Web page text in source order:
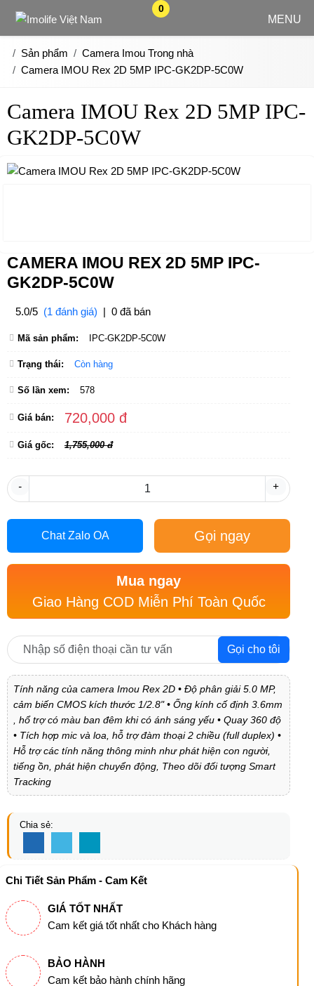
0
MENU
Sản phẩm
Camera Imou Trong nhà
Camera IMOU Rex 2D 5MP IPC-GK2DP-5C0W
Camera IMOU Rex 2D 5MP IPC-
GK2DP-5C0W
CAMERA IMOU REX 2D 5MP IPC-
GK2DP-5C0W
5.0/5 (1 đánh giá) | 0 đã bán
Mã sản phẩm: IPC-GK2DP-5C0W
Trạng thái: Còn hàng
Số lần xem: 578
Giá bán: 720,000 đ
Giá gốc: 1,755,000 đ
- +
Chat Zalo OA Gọi ngay
Mua ngay
Giao Hàng COD Miễn Phí Toàn Quốc
Gọi cho tôi
Tính năng của camera Imou Rex 2D • Độ phân giải 5.0 MP,
cảm biến CMOS kích thước 1/2.8" • Ống kính cố định 3.6mm
, hổ trợ có màu ban đêm khi có ánh sáng yếu • Quay 360 độ
• Tích hợp mic và loa, hỗ trợ đàm thoại 2 chiều (full duplex) •
Hỗ trợ các tính năng thông minh như phát hiện con người,
tiếng ồn, phát hiện chuyển động, Theo dõi đối tượng Smart
Tracking
Chia sẻ:
Chi Tiết Sản Phẩm - Cam Kết
GIÁ TỐT NHẤT
Cam kết giá tốt nhất cho Khách hàng
BẢO HÀNH
Cam kết bảo hành chính hãng